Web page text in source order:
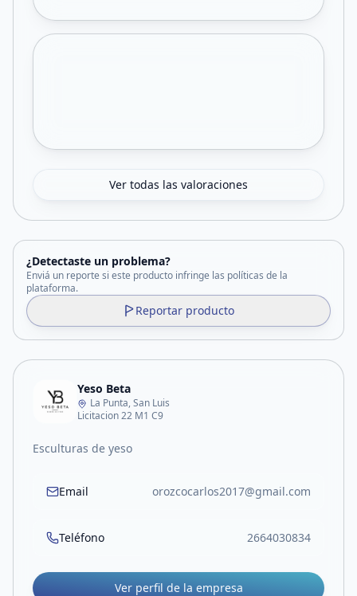
Ver todas las valoraciones
¿Detectaste un problema?
Enviá un reporte si este producto infringe las políticas de la
plataforma.
Reportar producto
Yeso Beta
La Punta, San Luis
Licitacion 22 M1 C9
Esculturas de yeso
Email orozcocarlos2017@gmail.com
Teléfono 2664030834
Ver perfil de la empresa